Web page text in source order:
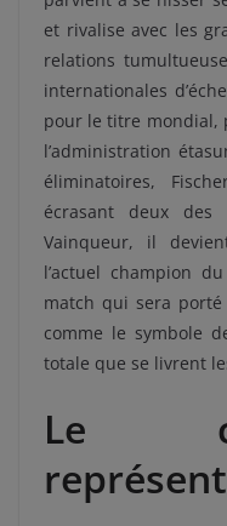
et rivalise avec les
relations
internationales
pour le titre mondial,
l’administration
éliminatoires,
écrasant deux des
Vainqueur, il
l’actuel champion
match qui sera
comme le symbole
totale que se livrent
Le